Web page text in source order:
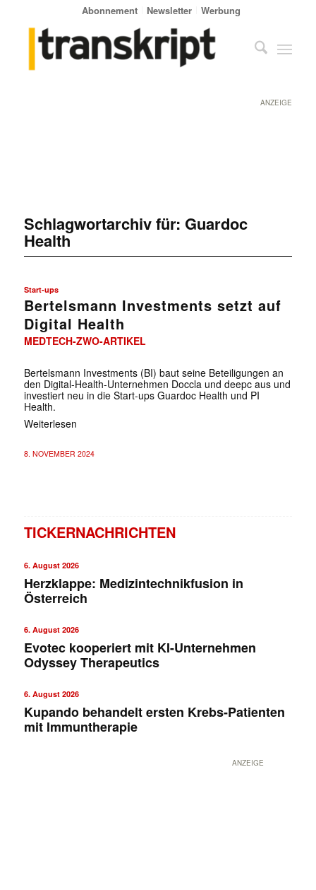
Abonnement Newsletter Werbung
ANZEIGE
Schlagwortarchiv für: Guardoc
Health
Start-ups
Bertelsmann Investments setzt auf
Digital Health
MEDTECH-ZWO-ARTIKEL
Bertelsmann Investments (BI) baut seine Beteiligungen an
den Digital-Health-Unternehmen Doccla und deepc aus und
investiert neu in die Start-ups Guardoc Health und PI
Health.
Weiterlesen
8. NOVEMBER 2024
TICKERNACHRICHTEN
6. August 2026
Herzklappe: Medizintechnikfusion in
Österreich
6. August 2026
Evotec kooperiert mit KI-Unternehmen
Odyssey Therapeutics
6. August 2026
Kupando behandelt ersten Krebs-Patienten
mit Immuntherapie
ANZEIGE